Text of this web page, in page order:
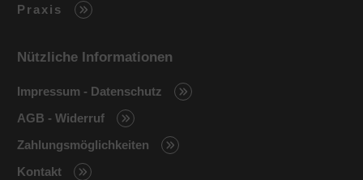
Praxis
Nützliche Informationen
Impressum - Datenschutz
AGB - Widerruf
Zahlungsmöglichkeiten
Kontakt